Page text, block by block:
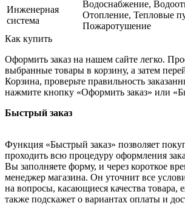
Инженерная
система
Водоснабжение,
Отопление, Тепловые
Пожаротушение
Как купить
Оформить заказ на нашем сайте легко.
выбранные товары в корзину, а затем
Корзина, проверьте правильность
нажмите кнопку «Оформить заказ» или
Быстрый заказ
Функция «Быстрый заказ» позволяет
проходить всю процедуру оформления
Вы заполняете форму, и через короткое
менеджер магазина. Он уточнит все
на вопросы, касающиеся качества товара,
также подскажет о вариантах оплаты и